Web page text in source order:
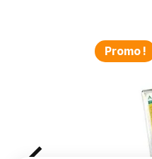
Promo !